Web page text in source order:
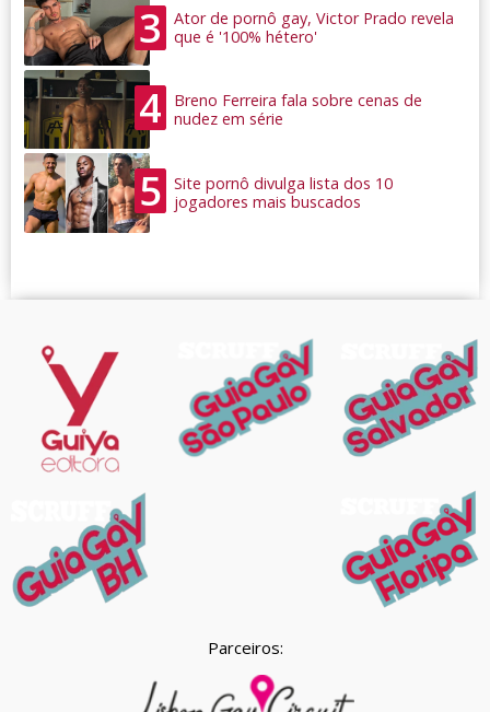
3
Ator de pornô gay, Victor Prado revela
que é '100% hétero'
4
Breno Ferreira fala sobre cenas de
nudez em série
5
Site pornô divulga lista dos 10
jogadores mais buscados
Parceiros: